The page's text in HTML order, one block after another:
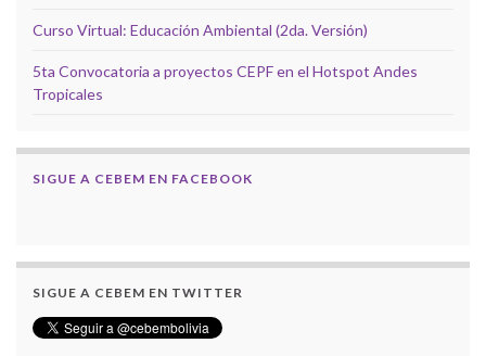
Curso Virtual: Educación Ambiental (2da. Versión)
5ta Convocatoria a proyectos CEPF en el Hotspot Andes
Tropicales
SIGUE A CEBEM EN FACEBOOK
SIGUE A CEBEM EN TWITTER